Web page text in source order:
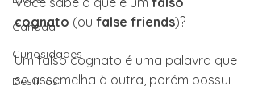
Canadá
Curiosidades
Destinos
cognato (ou false friends)?
Um falso cognato é uma palavra que
se assemelha à outra, porém possui